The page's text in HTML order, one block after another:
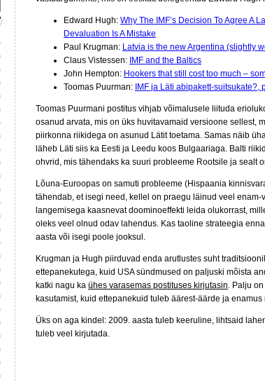
Edward Hugh: Why The IMF’s Decision To Agree A
Devaluation Is A Mistake
Paul Krugman: Latvia is the new Argentina (slightly
Claus Vistessen: IMF and the Baltics
John Hempton: Hookers that still cost too much –
Toomas Puurman: IMF ja Läti abipakett-suitsukate?,
Toomas Puurmani postitus vihjab võimalusele liituda
osanud arvata, mis on üks huvitavamaid versioone sellest,
piirkonna riikidega on asunud Lätit toetama. Samas näib
läheb Läti siis ka Eesti ja Leedu koos Bulgaariaga. Balti
ohvrid, mis tähendaks ka suuri probleeme Rootsile ja sealt
Lõuna-Euroopas on samuti probleeme (Hispaania
tähendab, et isegi need, kellel on praegu läinud veel enam-
langemisega kaasnevat doominoeffekti leida olukorrast,
oleks veel olnud odav lahendus. Kas taoline strateegia
aasta või isegi poole jooksul.
Krugman ja Hugh piirduvad enda arutlustes suht
ettepanekutega, kuid USA sündmused on paljuski mõista
katki nagu ka ühes varasemas postituses kirjutasin. Palju
kasutamist, kuid ettepanekuid tuleb äärest-äärde ja
Üks on aga kindel: 2009. aasta tuleb keeruline, lihtsaid
tuleb veel kirjutada.